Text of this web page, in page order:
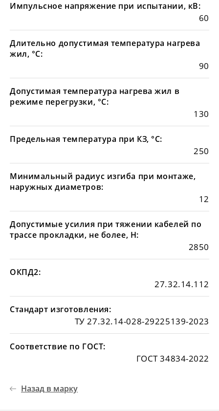
Импульсное напряжение при испытании, кВ:
60
Длительно допустимая температура нагрева
жил, °С:
90
Допустимая температура нагрева жил в
режиме перегрузки, °С:
130
Предельная температура при КЗ, °С:
250
Минимальный радиус изгиба при монтаже,
наружных диаметров:
12
Допустимые усилия при тяжении кабелей по
трассе прокладки, не более, Н:
2850
ОКПД2:
27.32.14.112
Стандарт изготовления:
ТУ 27.32.14-028-29225139-2023
Соответствие по ГОСТ:
ГОСТ 34834-2022
Назад в марку